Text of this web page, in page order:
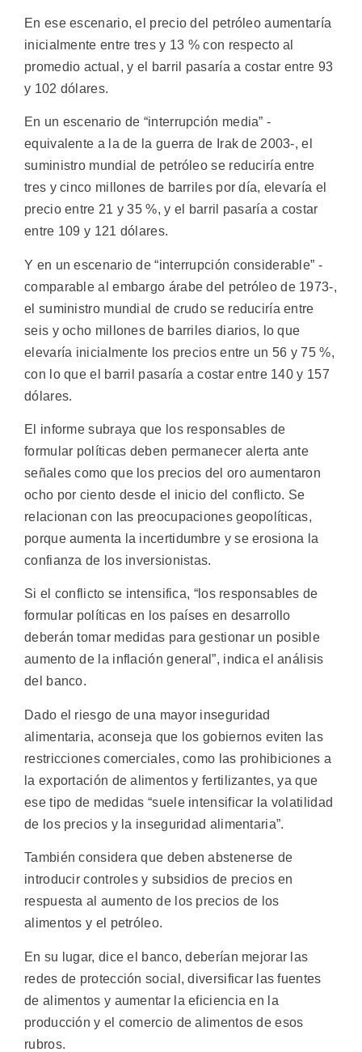
En ese escenario, el precio del petróleo aumentaría
inicialmente entre tres y 13 % con respecto al
promedio actual, y el barril pasaría a costar entre 93
y 102 dólares.
En un escenario de “interrupción media” -
equivalente a la de la guerra de Irak de 2003-, el
suministro mundial de petróleo se reduciría entre
tres y cinco millones de barriles por día, elevaría el
precio entre 21 y 35 %, y el barril pasaría a costar
entre 109 y 121 dólares.
Y en un escenario de “interrupción considerable” -
comparable al embargo árabe del petróleo de 1973-,
el suministro mundial de crudo se reduciría entre
seis y ocho millones de barriles diarios, lo que
elevaría inicialmente los precios entre un 56 y 75 %,
con lo que el barril pasaría a costar entre 140 y 157
dólares.
El informe subraya que los responsables de
formular políticas deben permanecer alerta ante
señales como que los precios del oro aumentaron
ocho por ciento desde el inicio del conflicto. Se
relacionan con las preocupaciones geopolíticas,
porque aumenta la incertidumbre y se erosiona la
confianza de los inversionistas.
Si el conflicto se intensifica, “los responsables de
formular políticas en los países en desarrollo
deberán tomar medidas para gestionar un posible
aumento de la inflación general”, indica el análisis
del banco.
Dado el riesgo de una mayor inseguridad
alimentaria, aconseja que los gobiernos eviten las
restricciones comerciales, como las prohibiciones a
la exportación de alimentos y fertilizantes, ya que
ese tipo de medidas “suele intensificar la volatilidad
de los precios y la inseguridad alimentaria”.
También considera que deben abstenerse de
introducir controles y subsidios de precios en
respuesta al aumento de los precios de los
alimentos y el petróleo.
En su lugar, dice el banco, deberían mejorar las
redes de protección social, diversificar las fuentes
de alimentos y aumentar la eficiencia en la
producción y el comercio de alimentos de esos
rubros.